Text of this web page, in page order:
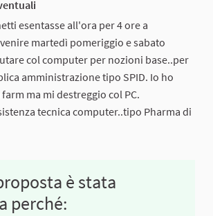
esentasse all'ora per 4 ore a
martedì pomeriggio e sabato
col computer per nozioni base..per
amministrazione tipo SPID. Io ho
ma mi destreggio col PC.
tecnica computer..tipo Pharma di
è stata
perché: